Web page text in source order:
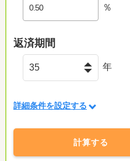
％
返済期間
年
詳細条件を設定する
計算する